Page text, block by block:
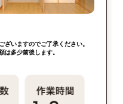
いますのでご了承ください。
多少前後します。